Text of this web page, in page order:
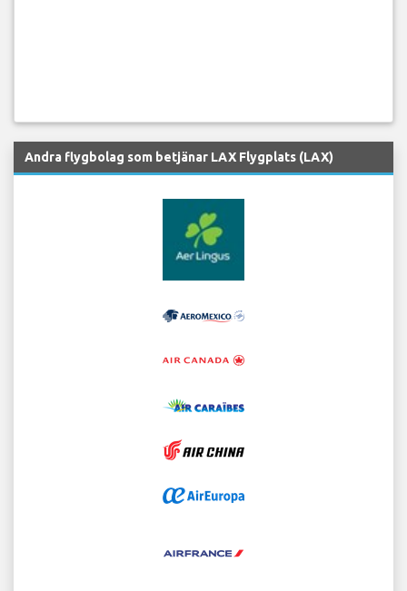
Andra flygbolag som betjänar LAX Flygplats (LAX)